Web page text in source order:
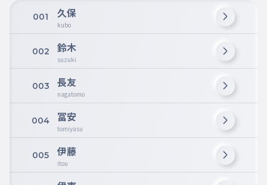
001 久保
kubo
002 鈴木
suzuki
003 長友
nagatomo
004 冨安
tomiyasu
005 伊藤
itou